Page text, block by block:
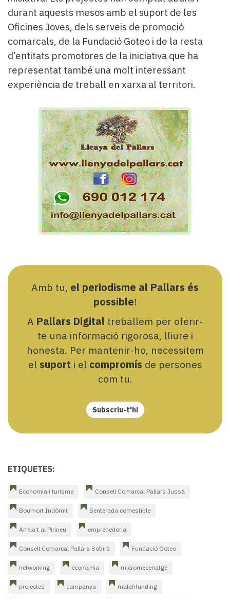
durant aquests mesos amb el suport de les
Oficines Joves, dels serveis de promoció
comarcals, de la Fundació Goteo i de la resta
d’entitats promotores de la iniciativa que ha
representat també una molt interessant
experiència de treball en xarxa al territori.
Amb tu, el periodisme al Pallars és
possible!
A Pallars Digital treballem per oferir-
te una informació rigorosa, lliure i
honesta. Per mantenir-ho, necessitem
el suport i el compromís de persones
com tu.
Subscriu-t'hi
ETIQUETES:
Economia i turisme Consell Comarcal Pallars Jussà
Boumort Indòmit Senterada comestible
Arrela’t al Pirineu emprenedoria
Consell Comarcal Pallars Sobirà Fundació Goteo
networking economia micromecenatge
projectes campanya matchfunding